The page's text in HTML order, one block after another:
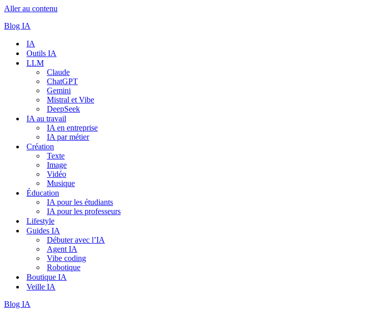
Aller au contenu
Blog IA
IA
Outils IA
LLM
Claude
ChatGPT
Gemini
Mistral et Vibe
DeepSeek
IA au travail
IA en entreprise
IA par métier
Création
Texte
Image
Vidéo
Musique
Éducation
IA pour les étudiants
IA pour les professeurs
Lifestyle
Guides IA
Débuter avec l’IA
Agent IA
Vibe coding
Robotique
Boutique IA
Veille IA
Blog IA